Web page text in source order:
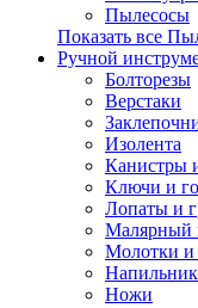
Пылесосы
Показать все
Ручной
Болторезы
Верстаки
Изолента
Канистры
Ключи и
Лопаты и
Малярный
Молотки и
Ножи